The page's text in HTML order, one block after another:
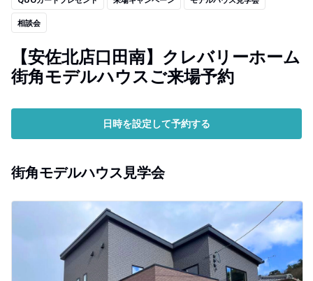
相談会
【安佐北店口田南】クレバリーホーム
街角モデルハウスご来場予約
日時を設定して予約する
街角モデルハウス見学会